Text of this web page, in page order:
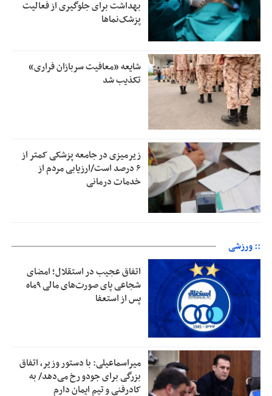
بهداشت برای جلوگیری از فعالیت
پزشک‌نماها
شایعه «معافیت سربازان فراری»
تکذیب شد
زیرمیزی در جامعه پزشکی کمتر از
۶ درصد است/ارزیابی مردم از
خدمات درمانی
:: ورزشی
اتفاق عجیب در استقلال؛ امضای
شجاعی پای صورت‌های مالی ٩ماه
پس از استعفا
میراسماعیلی: با دستور وزیر، اتفاق
بزرگی برای جودو رخ می‌دهد/ به
کادرفنی و تیم ایمان دارم